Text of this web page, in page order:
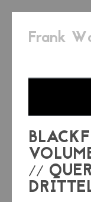
Frank
//